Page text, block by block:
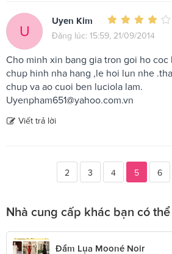
U
Uyen Kim
Đăng lúc: 15:59, 21/09/2014
Cho minh xin bang gia tron goi ho coc
chup hinh nha hang ,le hoi lun nhe
chup va ao cuoi ben luciola lam.
Uyenpham651@yahoo.com.vn
Viết trả lời
2 3 4 5 6
Nhà cung cấp khác bạn có
Đầm Lụa Mooné Noir